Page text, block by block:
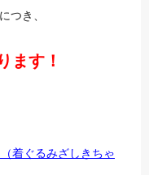
つき、
ます！
着ぐるみざしきちゃ